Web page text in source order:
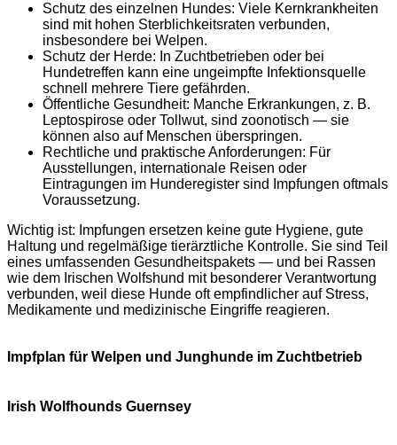
Schutz des einzelnen Hundes: Viele Kernkrankheiten
sind mit hohen Sterblichkeitsraten verbunden,
insbesondere bei Welpen.
Schutz der Herde: In Zuchtbetrieben oder bei
Hundetreffen kann eine ungeimpfte Infektionsquelle
schnell mehrere Tiere gefährden.
Öffentliche Gesundheit: Manche Erkrankungen, z. B.
Leptospirose oder Tollwut, sind zoonotisch — sie
können also auf Menschen überspringen.
Rechtliche und praktische Anforderungen: Für
Ausstellungen, internationale Reisen oder
Eintragungen im Hunderegister sind Impfungen oftmals
Voraussetzung.
Wichtig ist: Impfungen ersetzen keine gute Hygiene, gute
Haltung und regelmäßige tierärztliche Kontrolle. Sie sind Teil
eines umfassenden Gesundheitspakets — und bei Rassen
wie dem Irischen Wolfshund mit besonderer Verantwortung
verbunden, weil diese Hunde oft empfindlicher auf Stress,
Medikamente und medizinische Eingriffe reagieren.
Impfplan für Welpen und Junghunde im Zuchtbetrieb
Irish Wolfhounds Guernsey